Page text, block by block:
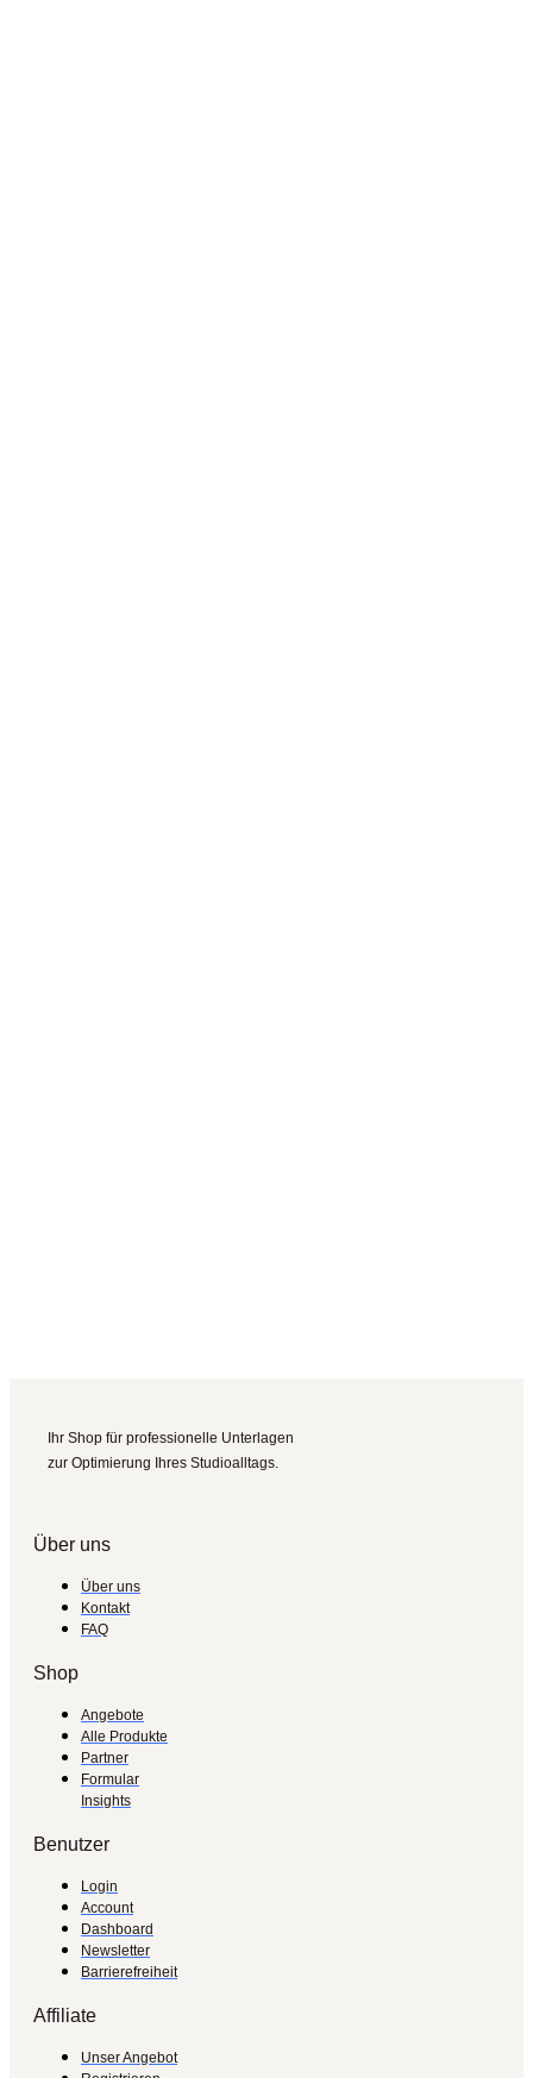
Ihr Shop für professionelle Unterlagen
zur Optimierung Ihres Studioalltags.
Über uns
Über uns
Kontakt
FAQ
Shop
Angebote
Alle Produkte
Partner
Formular
Insights
Benutzer
Login
Account
Dashboard
Newsletter
Barrierefreiheit
Affiliate
Unser Angebot